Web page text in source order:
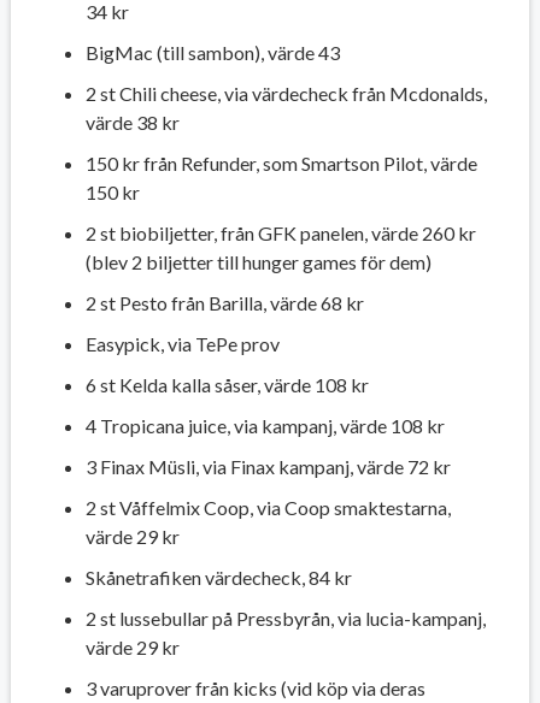
34 kr
BigMac (till sambon), värde 43
2 st Chili cheese, via värdecheck från Mcdonalds,
värde 38 kr
150 kr från Refunder, som Smartson Pilot, värde
150 kr
2 st biobiljetter, från GFK panelen, värde 260 kr
(blev 2 biljetter till hunger games för dem)
2 st Pesto från Barilla, värde 68 kr
Easypick, via TePe prov
6 st Kelda kalla såser, värde 108 kr
4 Tropicana juice, via kampanj, värde 108 kr
3 Finax Müsli, via Finax kampanj, värde 72 kr
2 st Våffelmix Coop, via Coop smaktestarna,
värde 29 kr
Skånetrafiken värdecheck, 84 kr
2 st lussebullar på Pressbyrån, via lucia-kampanj,
värde 29 kr
3 varuprover från kicks (vid köp via deras